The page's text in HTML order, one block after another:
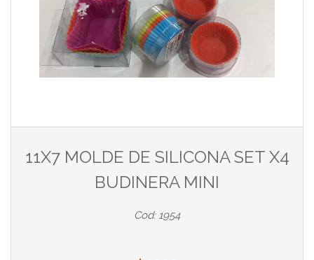
11X7 MOLDE DE SILICONA SET X4
BUDINERA MINI
Cod: 1954